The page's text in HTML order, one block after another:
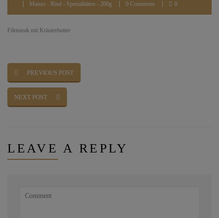
Manzo - Rind - Spezialitäten - 200g
0 Comments 0
Filetsteak mit Kräuterbutter
PREVIOUS POST
NEXT POST
LEAVE A REPLY